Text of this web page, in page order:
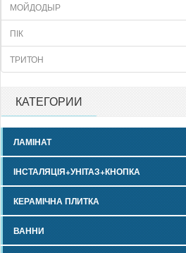
МОЙДОДЫР
ПІК
ТРИТОН
КАТЕГОРИИ
ЛАМІНАТ
ІНСТАЛЯЦІЯ+УНІТАЗ+КНОПКА
КЕРАМІЧНА ПЛИТКА
ВАННИ